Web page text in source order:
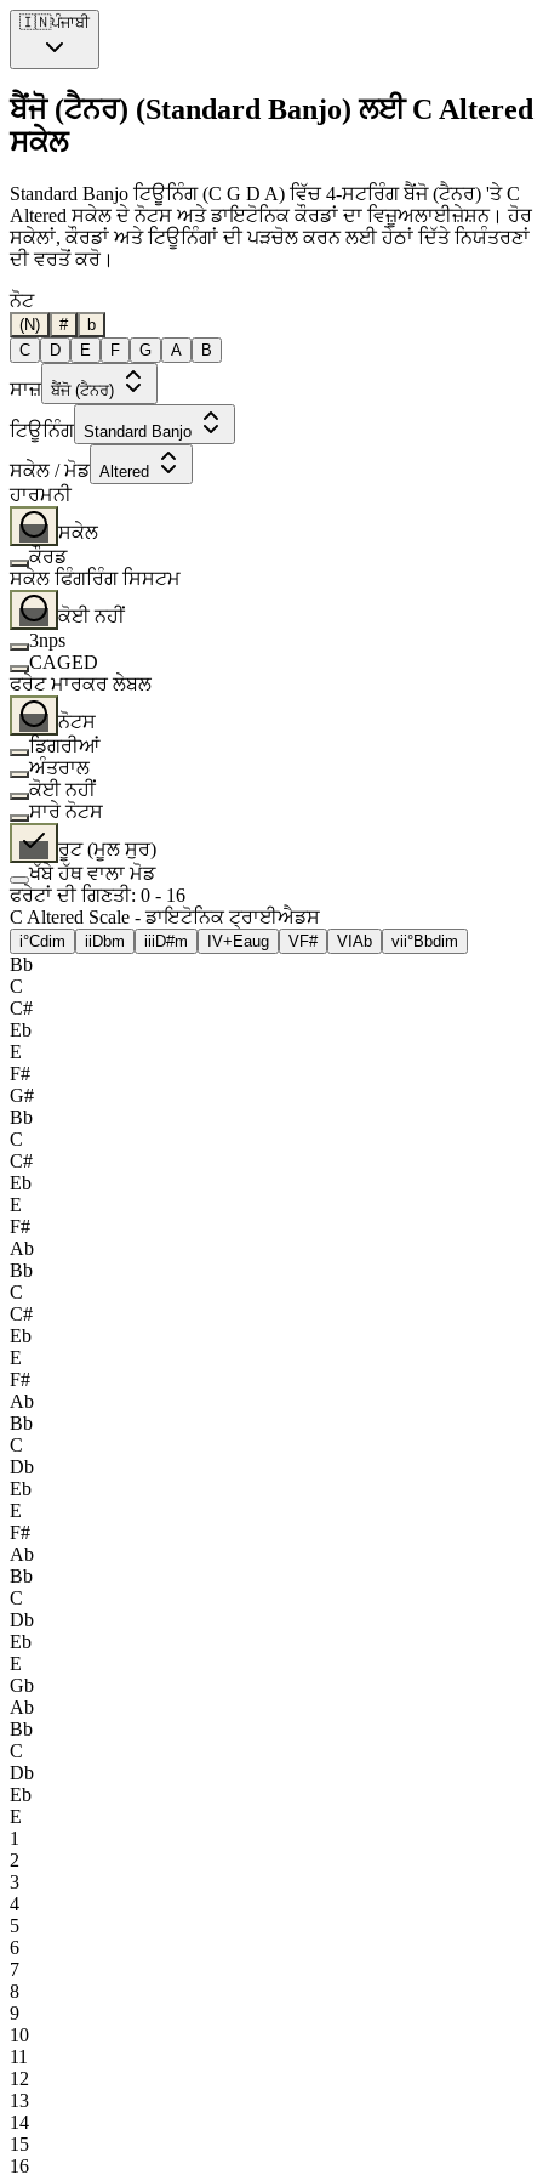
🇮🇳ਪੰਜਾਬੀ
ਬੈਂਜੋ (ਟੈਨਰ) (Standard Banjo) ਲਈ C Altered
ਸਕੇਲ
Standard Banjo ਟਿਊਨਿੰਗ (C G D A) ਵਿੱਚ 4-ਸਟਰਿੰਗ ਬੈਂਜੋ (ਟੈਨਰ) 'ਤੇ C
Altered ਸਕੇਲ ਦੇ ਨੋਟਸ ਅਤੇ ਡਾਇਟੋਨਿਕ ਕੌਰਡਾਂ ਦਾ ਵਿਜ਼ੂਅਲਾਈਜ਼ੇਸ਼ਨ। ਹੋਰ
ਸਕੇਲਾਂ, ਕੌਰਡਾਂ ਅਤੇ ਟਿਊਨਿੰਗਾਂ ਦੀ ਪੜਚੋਲ ਕਰਨ ਲਈ ਹੇਠਾਂ ਦਿੱਤੇ ਨਿਯੰਤਰਣਾਂ
ਦੀ ਵਰਤੋਂ ਕਰੋ।
ਨੋਟ
(N) #
b
C
D E F G A B
ਸਾਜ਼ ਬੈਂਜੋ (ਟੈਨਰ)
ਟਿਊਨਿੰਗ Standard Banjo
ਸਕੇਲ / ਮੋਡ Altered
ਹਾਰਮਨੀ
ਸਕੇਲ
ਕੌਰਡ
ਸਕੇਲ ਫਿੰਗਰਿੰਗ ਸਿਸਟਮ
ਕੋਈ ਨਹੀਂ
3nps
CAGED
ਫਰੇਟ ਮਾਰਕਰ ਲੇਬਲ
ਨੋਟਸ
ਡਿਗਰੀਆਂ
ਅੰਤਰਾਲ
ਕੋਈ ਨਹੀਂ
ਸਾਰੇ ਨੋਟਸ
ਰੂਟ (ਮੂਲ ਸੁਰ)
ਖੱਬੇ ਹੱਥ ਵਾਲਾ ਮੋਡ
ਫਰੇਟਾਂ ਦੀ ਗਿਣਤੀ: 0 - 16
C Altered Scale - ਡਾਇਟੋਨਿਕ ਟ੍ਰਾਈਐਡਸ
i°Cdim ii Dbm iii D#m IV+ Eaug VF# VI Ab vii°Bbdim
Bb
C
C#
Eb
E
F#
G#
Bb
C
C#
Eb
E
F#
Ab
Bb
C
C#
Eb
E
F#
Ab
Bb
C
Db
Eb
E
F#
Ab
Bb
C
Db
Eb
E
Gb
Ab
Bb
C
Db
Eb
E
1
2
3
4
5
6
7
8
9
10
11
12
13
14
15
16